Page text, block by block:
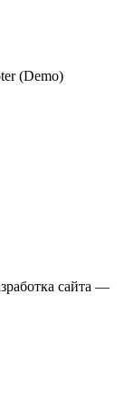
(Demo)
сайта —